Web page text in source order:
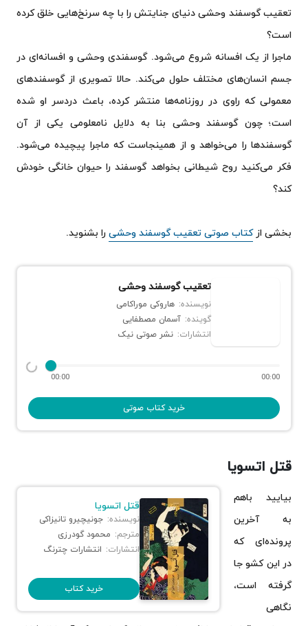
تعقیب گوسفند وحشی دنیای جنایتش را با چه سرنخ‌هایی خلق کرده
است؟
ماجرا از یک افسانه شروع می‌شود. گوسفندی وحشی و افسانه‌ای در
جسم انسان‌های مختلف حلول می‌کند. حالا تصویری از گوسفندهای
معمولی که راوی در روزنامه‌ها منتشر کرده، باعث دردسر او شده
است؛ چون گوسفند وحشی بنا به دلایل نامعلومی یکی از آن
گوسفندها را می‌خواهد و از همینجاست که ماجرا پیچیده می‌شود.
فکر می‌کنید روح شیطانی بخواهد گوسفند را حیوان خانگی خودش
کند؟
بخشی ازکتاب صوتی تعقیب گوسفند وحشی را بشنوید.
تعقیب گوسفند وحشی
نویسنده: هاروکی موراکامی
گوینده: آسمان مصطفایی
انتشارات: نشر صوتی نیک
00:00 00:00
خرید کتاب صوتی
قتل اتسویا
قتل اتسویا
نویسنده: جونیچیرو تانیزاکی
مترجم: محمود گودرزی
انتشارات: انتشارات چترنگ
خرید کتاب
بیایید باهم
به آخرین
پرونده‌ای که
در این کشو جا
گرفته است،
نگاهی